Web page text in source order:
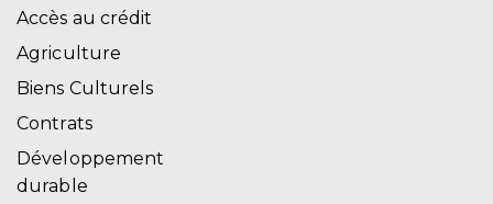
Accès au crédit
Agriculture
Biens Culturels
Contrats
Développement
durable